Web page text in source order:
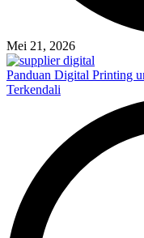
Mei 21, 2026
Panduan Digital Printing
Terkendali